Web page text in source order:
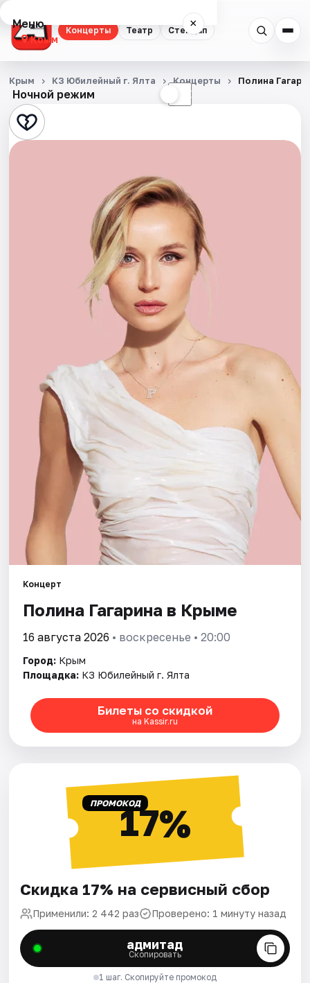
Концерты Театр Стендап
Меню ×
Крым
Концерты
Театр
Стендап
Ночной режим ☾
Крым КЗ Юбилейный г. Ялта Концерты Полина
Концерт
Полина Гагарина в Крыме
16 августа 2026 • воскресенье • 20:00
Город: Крым
Площадка: КЗ Юбилейный г. Ялта
Билеты со скидкой
на Kassir.ru
ПРОМОКОД17%
Скидка 17% на сервисный сбор
Применили: 2 442 раз Проверено: 1 минуту назад
адмитад
Скопировать
1 шаг. Скопируйте промокод